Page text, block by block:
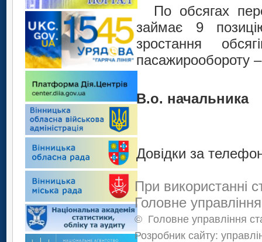
По обсягах
займає 9
зростання
пасажирообороту
В.о.
Довідки за
При використанні
Головне
© Головне управління
Розробник сайту: